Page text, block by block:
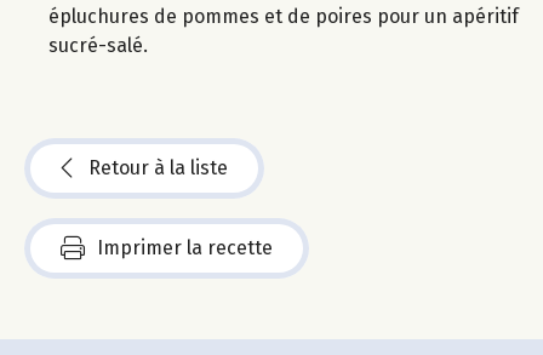
épluchures de pommes et de poires pour un apéritif
sucré-salé.
Retour à la liste
Imprimer la recette